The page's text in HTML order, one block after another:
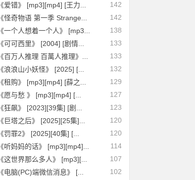
142
《爱错》 [mp3][mp4] [王力...
142
《怪奇物语 第一季 Strange...
138
《一个人想着一个人》 [mp3...
133
《可可西里》 [2004] [剧情...
133
《百万人推理 百萬人推理》...
132
《浪浪山小妖怪》 [2025] [...
129
《租购》 [mp3][mp4] [薛之...
127
《愿与愁 》 [mp3][mp4] [...
123
《狂飙》 [2023][39集] [剧...
120
《巨塔之后》 [2025][25集]...
120
《罚罪2》 [2025][40集] [...
114
《听妈妈的话》 [mp3][mp4]...
107
《这世界那么多人》 [mp3][...
102
《电脑(PC)端微信消息》 [...